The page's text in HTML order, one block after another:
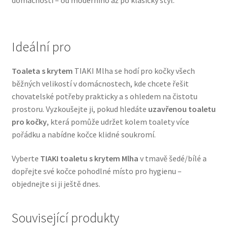
Royal Canin pro psy
Veterinární dieta pro psy
Vodítka a obojky
Wolf of Wilderness
Ideální pro
Toaleta s krytem TIAKI Mlha se hodí pro kočky všech
běžných velikostí v domácnostech, kde chcete řešit
chovatelské potřeby prakticky a s ohledem na čistotu
prostoru. Vyzkoušejte ji, pokud hledáte uzavřenou toaletu
pro kočky, která pomůže udržet kolem toalety více
pořádku a nabídne kočce klidné soukromí.
Vyberte TIAKI toaletu s krytem Mlha v tmavě šedé/bílé a
dopřejte své kočce pohodlné místo pro hygienu –
objednejte si ji ještě dnes.
Související produkty